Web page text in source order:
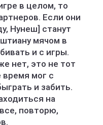
в целом, то
Если они
Нунеш] станут
мячом в
и с игры.
нет, это не тот
время мог с
и забить.
на
повторю,